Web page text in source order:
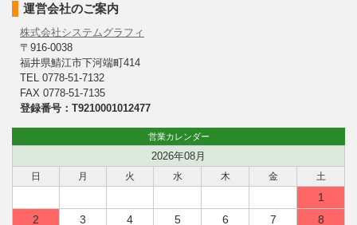
運営会社のご案内
株式会社システムグラフィ
〒916-0038
福井県鯖江市下河端町414
TEL 0778-51-7132
FAX 0778-51-7135
登録番号：T9210001012477
営業カレンダー
2026年08月
日 月 火 水 木 金 土
1
2
3 4 5 6 7
8